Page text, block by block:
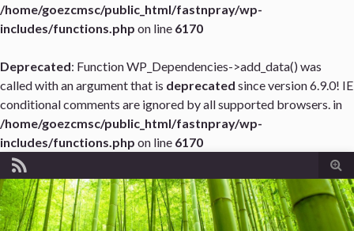
/home/goezcmsc/public_html/fastnpray/wp-
includes/functions.php on line 6170
Deprecated: Function WP_Dependencies->add_data() was
called with an argument that is deprecated since version 6.9.0! IE
conditional comments are ignored by all supported browsers. in
/home/goezcmsc/public_html/fastnpray/wp-
includes/functions.php on line 6170